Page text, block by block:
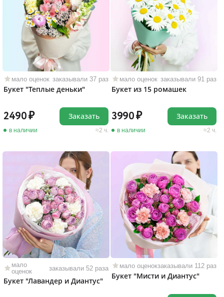
мало оценок заказывали 37 раз
Букет "Теплые деньки"
2490
в наличии 2 ч.
Заказать
мало оценок заказывали 91 раз
Букет из 15 ромашек
3990
в наличии 2 ч.
Заказать
мало
оценок
заказывали 52 раза
Букет "Лавандер и Диантус"
мало оценокзаказывали 112 раз
Букет "Мисти и Диантус"